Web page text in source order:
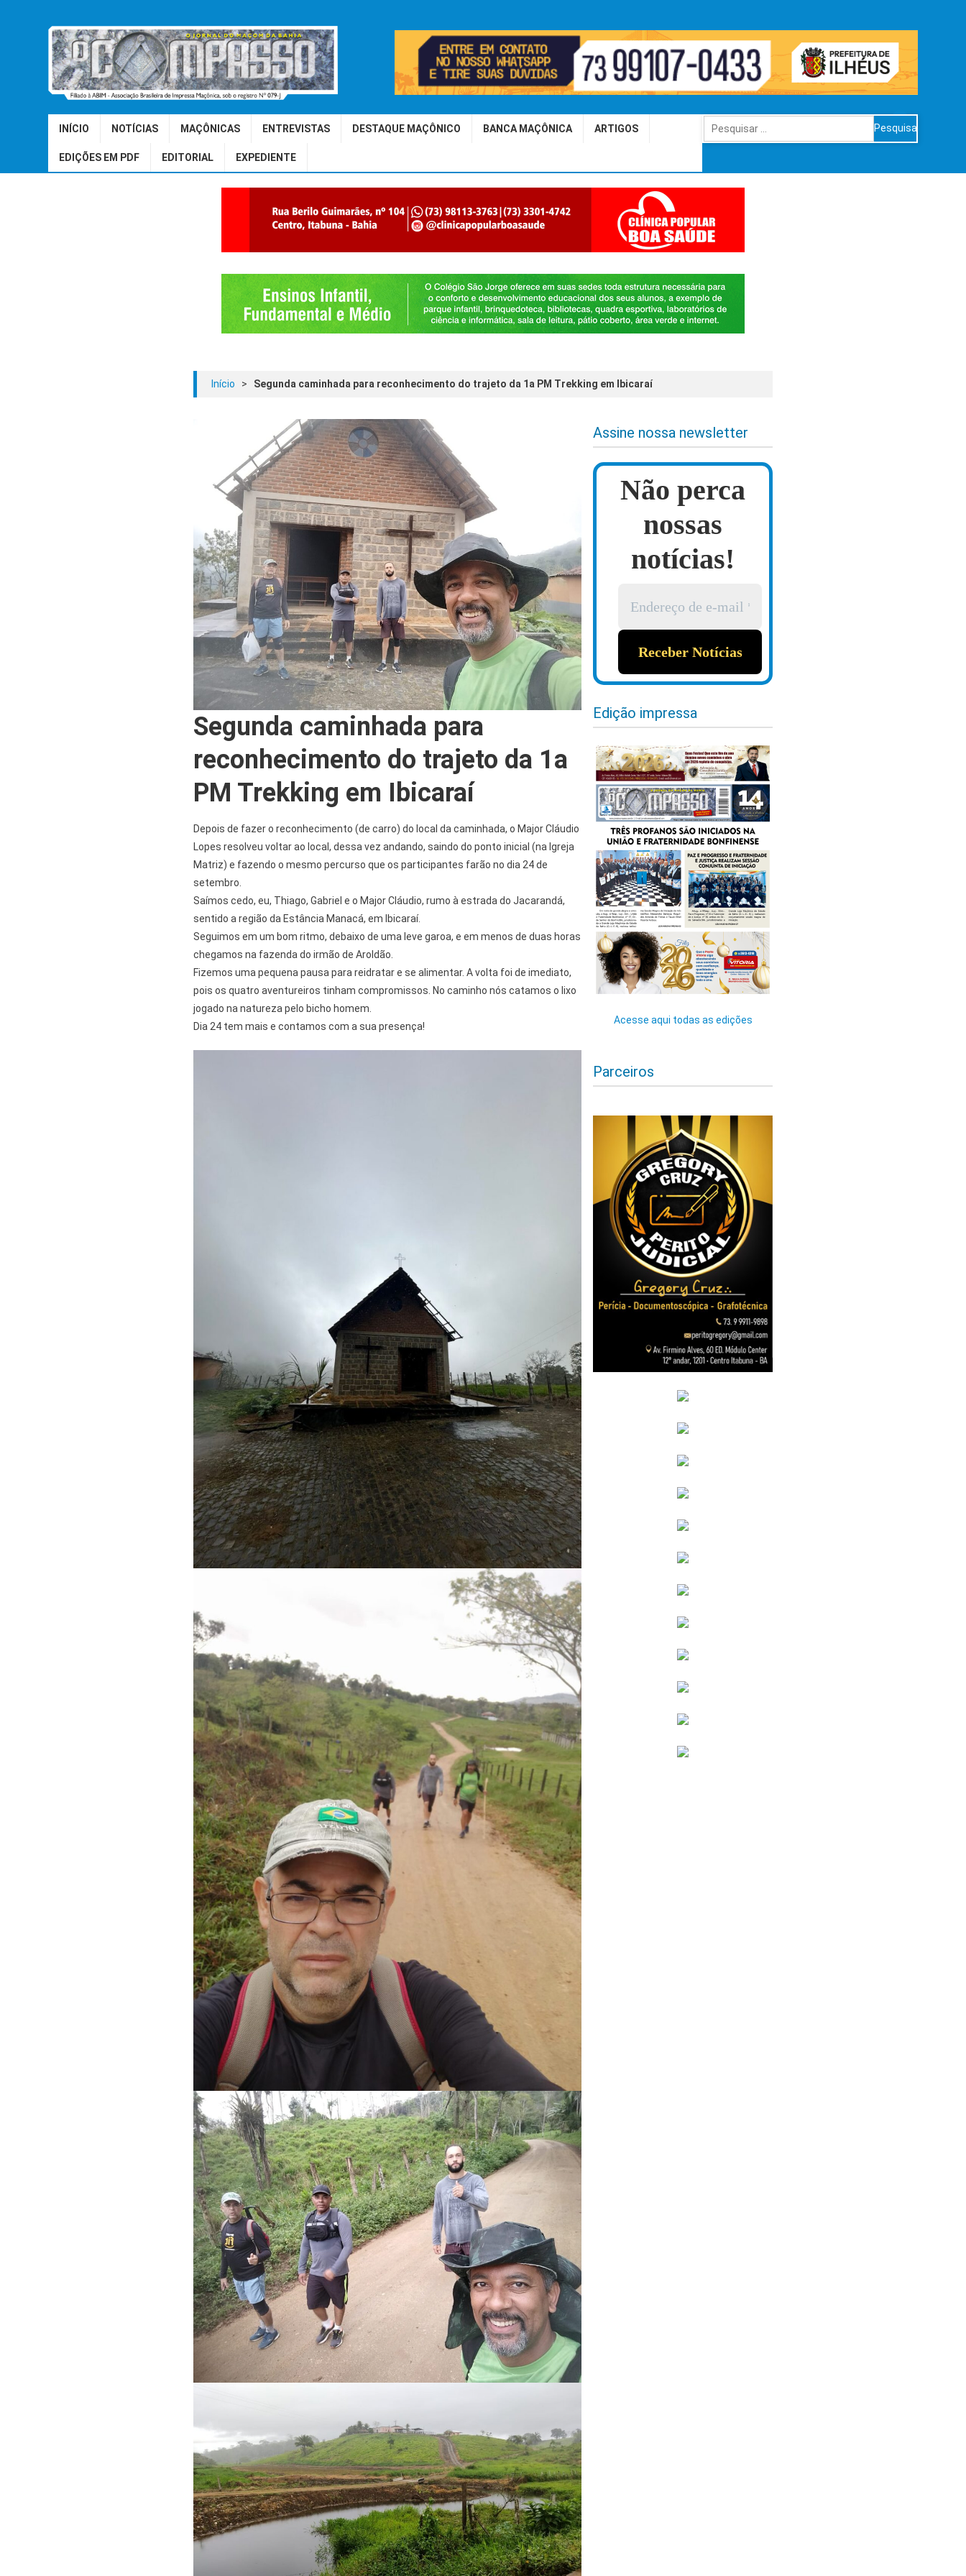
INÍCIO NOTÍCIAS MAÇÔNICAS ENTREVISTAS DESTAQUE MAÇÔNICO BANCA MAÇÔNICA ARTIGOS
EDIÇÕES EM PDF EDITORIAL EXPEDIENTE
Pesquisar
por:
Início > Segunda caminhada para reconhecimento do trajeto da 1a PM Trekking em Ibicaraí
Segunda caminhada para
reconhecimento do trajeto da 1a
PM Trekking em Ibicaraí
Depois de fazer o reconhecimento (de carro) do local da caminhada, o Major Cláudio
Lopes resolveu voltar ao local, dessa vez andando, saindo do ponto inicial (na Igreja
Matriz) e fazendo o mesmo percurso que os participantes farão no dia 24 de
setembro.
Saímos cedo, eu, Thiago, Gabriel e o Major Cláudio, rumo à estrada do Jacarandá,
sentido a região da Estância Manacá, em Ibicaraí.
Seguimos em um bom ritmo, debaixo de uma leve garoa, e em menos de duas horas
chegamos na fazenda do irmão de Aroldão.
Fizemos uma pequena pausa para reidratar e se alimentar. A volta foi de imediato,
pois os quatro aventureiros tinham compromissos. No caminho nós catamos o lixo
jogado na natureza pelo bicho homem.
Dia 24 tem mais e contamos com a sua presença!
Assine nossa newsletter
Não perca
nossas
notícias!
Edição impressa
Acesse aqui todas as edições
Parceiros